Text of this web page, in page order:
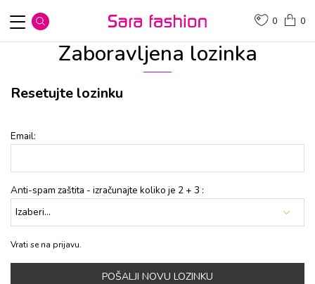
0
0
Zaboravljena lozinka
Resetujte lozinku
Email:
Anti-spam zaštita - izračunajte koliko je 2 + 3 :
Vrati se na prijavu.
POŠALJI NOVU LOZINKU